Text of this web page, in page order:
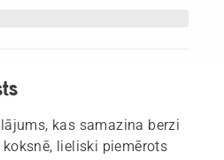
kas samazina berzi
lieliski piemērots